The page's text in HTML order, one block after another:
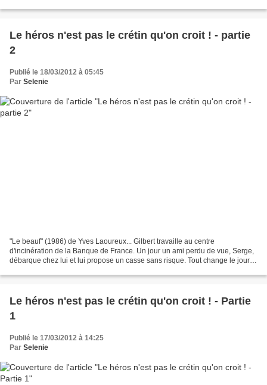
Le héros n'est pas le crétin qu'on croit ! - partie
2
Publié le 18/03/2012 à 05:45
Par Selenie
"Le beauf" (1986) de Yves Laoureux... Gilbert travaille au centre
d'incinération de la Banque de France. Un jour un ami perdu de vue, Serge,
débarque chez lui et lui propose un casse sans risque. Tout change le jour
Le héros n'est pas le crétin qu'on croit ! - Partie
1
Publié le 17/03/2012 à 14:25
Par Selenie